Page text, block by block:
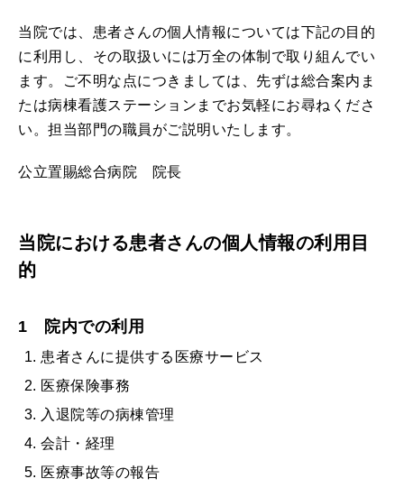
当院では、患者さんの個人情報については下記の目的
に利用し、その取扱いには万全の体制で取り組んでい
ます。ご不明な点につきましては、先ずは総合案内ま
たは病棟看護ステーションまでお気軽にお尋ねくださ
い。担当部門の職員がご説明いたします。
公立置賜総合病院 院長
当院における患者さんの個人情報の利用目
的
1 院内での利用
患者さんに提供する医療サービス
医療保険事務
入退院等の病棟管理
会計・経理
医療事故等の報告